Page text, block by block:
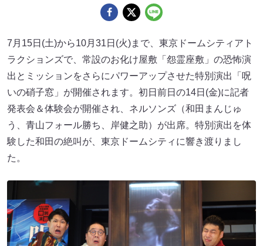
7月15日(土)から10月31日(火)まで、東京ドームシティアト
ラクションズで、常設のお化け屋敷「怨霊座敷」の恐怖演
出とミッションをさらにパワーアップさせた特別演出「呪
いの硝子窓」が開催されます。初日前日の14日(金)に記者
発表会＆体験会が開催され、ネルソンズ（和田まんじゅ
う、青山フォール勝ち、岸健之助）が出席。特別演出を体
験した和田の絶叫が、東京ドームシティに響き渡りまし
た。